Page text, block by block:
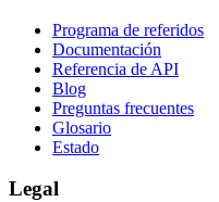
Programa de referidos
Documentación
Referencia de API
Blog
Preguntas frecuentes
Glosario
Estado
Legal